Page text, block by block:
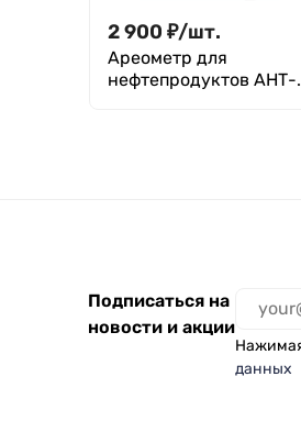
2 900 ₽/шт.
Ареометр для
нефтепродуктов АНТ-
Подписаться на
новости и акции
данных